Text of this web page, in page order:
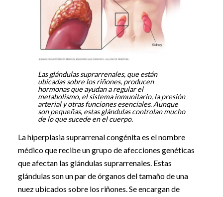
Las glándulas suprarrenales, que están
ubicadas sobre los riñones, producen
hormonas que ayudan a regular el
metabolismo, el sistema inmunitario, la presión
arterial y otras funciones esenciales. Aunque
son pequeñas, estas glándulas controlan mucho
de lo que sucede en el cuerpo.
La hiperplasia suprarrenal congénita es el nombre
médico que recibe un grupo de afecciones genéticas
que afectan las glándulas suprarrenales. Estas
glándulas son un par de órganos del tamaño de una
nuez ubicados sobre los riñones. Se encargan de